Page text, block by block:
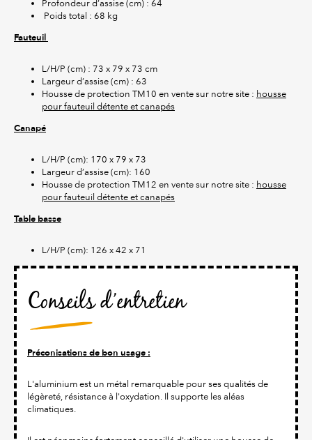
Profondeur d’assise (cm) : 64
Poids total : 68 kg
Fauteuil
L/H/P (cm) : 73 x 79 x 73 cm
Largeur d’assise (cm) : 63
Housse de protection TM10 en vente sur notre site : housse
pour fauteuil détente et canapés
Canapé
L/H/P (cm): 170 x 79 x 73
Largeur d’assise (cm): 160
Housse de protection TM12 en vente sur notre site : housse
pour fauteuil détente et canapés
Table basse
L/H/P (cm): 126 x 42 x 71
Conseils d’entretien
Préconisations de bon usage :
L'aluminium est un métal remarquable pour ses qualités de
légèreté, résistance à l'oxydation. Il supporte les aléas
climatiques.